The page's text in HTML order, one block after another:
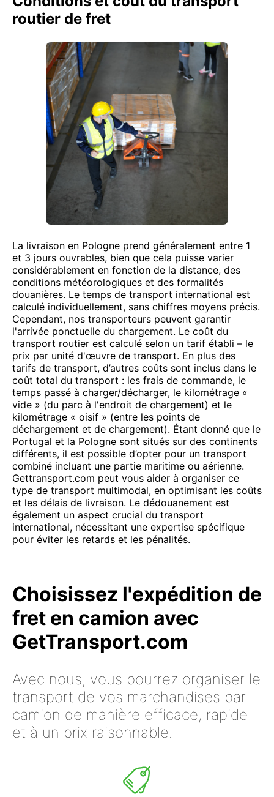
routier de fret
La livraison en Pologne prend généralement entre 1
et 3 jours ouvrables, bien que cela puisse varier
considérablement en fonction de la distance, des
conditions météorologiques et des formalités
douanières. Le temps de transport international est
calculé individuellement, sans chiffres moyens précis.
Cependant, nos transporteurs peuvent garantir
l'arrivée ponctuelle du chargement. Le coût du
transport routier est calculé selon un tarif établi – le
prix par unité d'œuvre de transport. En plus des
tarifs de transport, d’autres coûts sont inclus dans le
coût total du transport : les frais de commande, le
temps passé à charger/décharger, le kilométrage «
vide » (du parc à l'endroit de chargement) et le
kilométrage « oisif » (entre les points de
déchargement et de chargement). Étant donné que le
Portugal et la Pologne sont situés sur des continents
différents, il est possible d’opter pour un transport
combiné incluant une partie maritime ou aérienne.
Gettransport.com peut vous aider à organiser ce
type de transport multimodal, en optimisant les coûts
et les délais de livraison. Le dédouanement est
également un aspect crucial du transport
international, nécessitant une expertise spécifique
pour éviter les retards et les pénalités.
Choisissez l'expédition de
fret en camion avec
GetTransport.com
Avec nous, vous pourrez organiser le
transport de vos marchandises par
camion de manière efficace, rapide
et à un prix raisonnable.